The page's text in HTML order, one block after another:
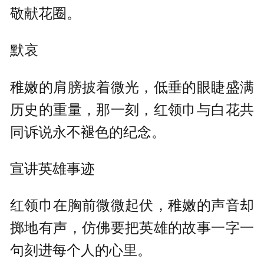
敬献花圈。
默哀
稚嫩的肩膀披着微光，低垂的眼睫盛满
历史的重量，那一刻，红领巾与白花共
同诉说永不褪色的纪念。
宣讲英雄事迹
红领巾在胸前微微起伏，稚嫩的声音却
掷地有声，仿佛要把英雄的故事一字一
句刻进每个人的心里。